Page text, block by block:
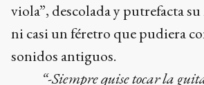
viola”, descolada y putrefacta
ni casi un féretro que pudiera
sonidos antiguos.
“-Siempre quise tocar la